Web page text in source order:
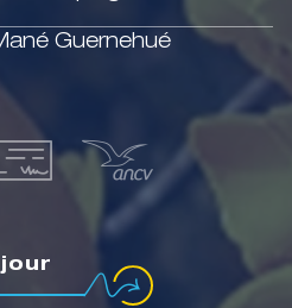
Guernehué